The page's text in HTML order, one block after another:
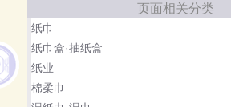
页面相关分类
纸巾
纸巾盒·抽纸盒
纸业
棉柔巾